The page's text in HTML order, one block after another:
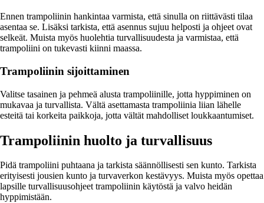
Ennen trampoliinin hankintaa varmista, että sinulla on riittävästi tilaa
asentaa se. Lisäksi tarkista, että asennus sujuu helposti ja ohjeet ovat
selkeät. Muista myös huolehtia turvallisuudesta ja varmistaa, että
trampoliini on tukevasti kiinni maassa.
Trampoliinin sijoittaminen
Valitse tasainen ja pehmeä alusta trampoliinille, jotta hyppiminen on
mukavaa ja turvallista. Vältä asettamasta trampoliinia liian lähelle
esteitä tai korkeita paikkoja, jotta vältät mahdolliset loukkaantumiset.
Trampoliinin huolto ja turvallisuus
Pidä trampoliini puhtaana ja tarkista säännöllisesti sen kunto. Tarkista
erityisesti jousien kunto ja turvaverkon kestävyys. Muista myös opettaa
lapsille turvallisuusohjeet trampoliinin käytöstä ja valvo heidän
hyppimistään.